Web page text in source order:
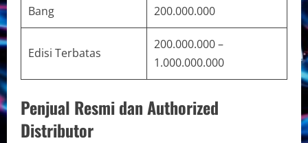
Bang
200.000.000
Edisi Terbatas
200.000.000 –
1.000.000.000
Penjual Resmi dan Authorized
Distributor